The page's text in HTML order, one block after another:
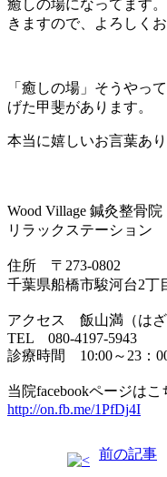
癒しの場になってます
きますので、よろしくお
「癒しの場」そうやっ
げた甲斐があります。
本当に嬉しいお言葉あ
Wood Village 鍼灸整骨院
リラックステーション
住所 〒273-0802
千葉県船橋市駿河台2丁
アクセス 飯山満（は
TEL 080-4197-5943
診療時間 10:00～23：
当院facebookページはこ
http://on.fb.me/1PfDj4I
前の記事